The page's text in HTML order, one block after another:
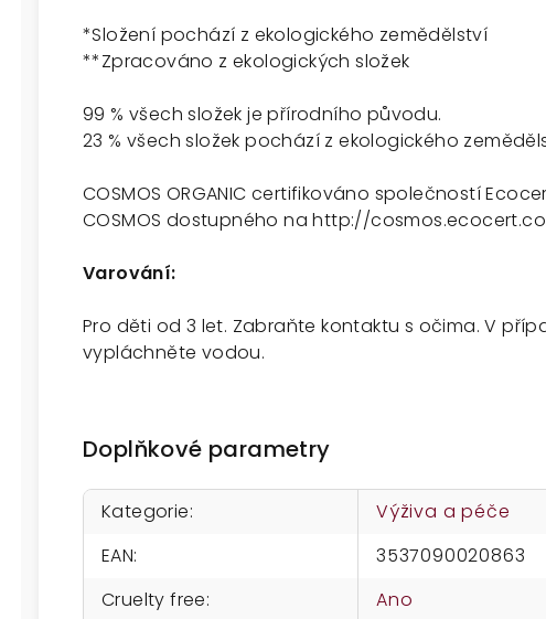
*Složení pochází z ekologického zemědělství
**Zpracováno z ekologických složek
99 % všech složek je přírodního původu.
23 % všech složek pochází z ekologického
COSMOS ORGANIC certifikováno společností
COSMOS dostupného na http://
Varování:
Pro děti od 3 let. Zabraňte kontaktu s očima. V
vypláchněte vodou.
Doplňkové parametry
Kategorie:
Výživa a péče
EAN:
3537090020863
Cruelty free: Ano